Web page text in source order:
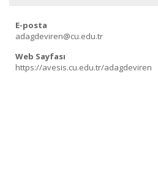
E-posta
adagdeviren@cu.edu.tr
Web Sayfası
https://avesis.cu.edu.tr/adagdeviren